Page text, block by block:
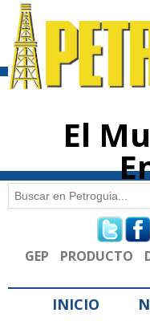
El
Formulario
Buscar
GEP PRODUCTO
INICIO